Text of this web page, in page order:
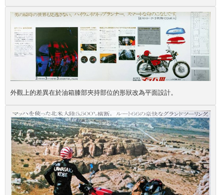
外觀上的差異在於油箱膝部夾持部位的形狀改為平面設計。